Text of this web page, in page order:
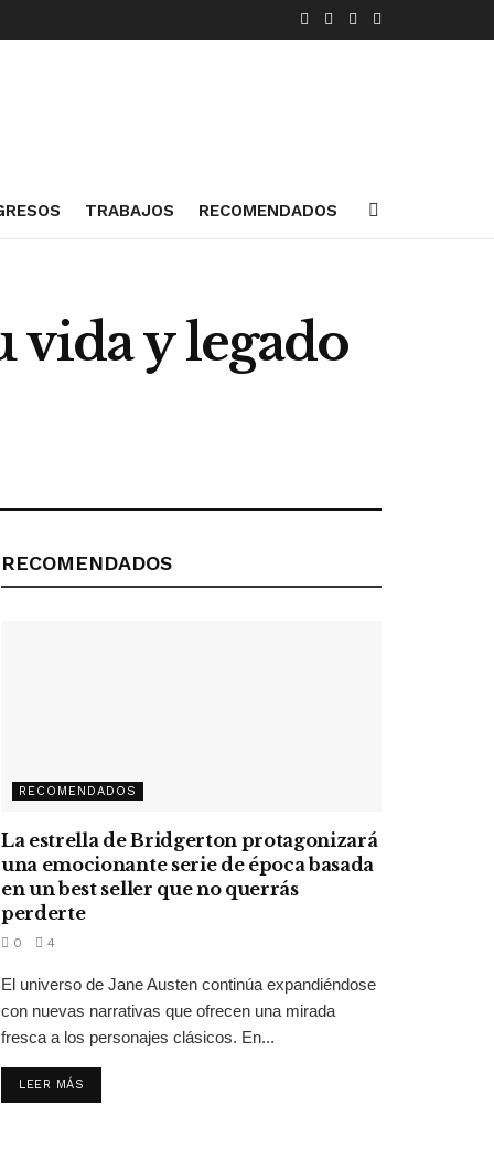
TRABAJOS RECOMENDADOS
vida y legado
RECOMENDADOS
RECOMENDADOS
La estrella de Bridgerton protagonizará
una emocionante serie de época basada
en un best seller que no querrás
perderte
0 4
El universo de Jane Austen continúa expandiéndose
con nuevas narrativas que ofrecen una mirada
fresca a los personajes clásicos. En...
LEER MÁS